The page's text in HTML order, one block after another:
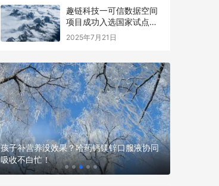
趣链科技一可信数据空间
项目成功入选国家试点名
单
2025年7月21日
孩子补营养没效果？哈药钙镁锌口服液协同
吸收不白忙！